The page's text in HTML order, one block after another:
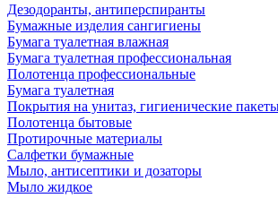
Дезодоранты, антиперспиранты
Бумажные изделия сангигиены
Бумага туалетная влажная
Бумага туалетная профессиональная
Полотенца профессиональные
Бумага туалетная
Покрытия на унитаз, гигиенические
Полотенца бытовые
Протирочные материалы
Салфетки бумажные
Мыло, антисептики и дозаторы
Мыло жидкое